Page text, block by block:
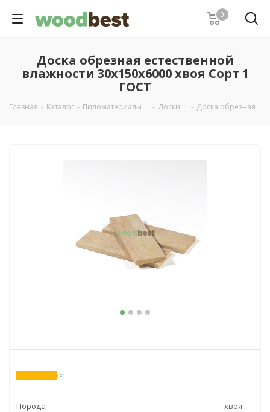
0
Доска обрезная естественной
влажности 30х150х6000 хвоя Сорт 1
ГОСТ
Главная - Каталог - Пиломатериалы - Доски - Доска обрезная
( 2 )
Порода
хвоя